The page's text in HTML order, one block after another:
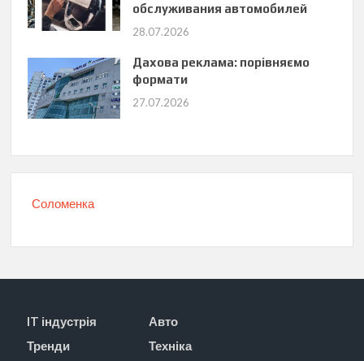
обслуживания автомобилей
28.07.2026
Дахова реклама: порівняємо
формати
27.07.2026
Соломенка
IT індустрія
Авто
Тренди
Техніка